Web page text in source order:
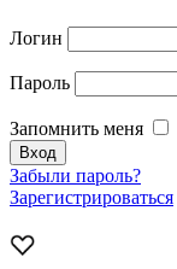
Логин
Пароль
Запомнить меня
Забыли пароль?
Зарегистрироваться